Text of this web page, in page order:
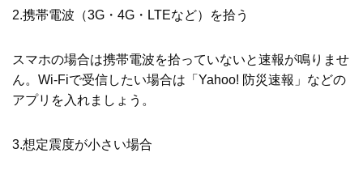
2.携帯電波（3G・4G・LTEなど）を拾う
スマホの場合は携帯電波を拾っていないと速報が鳴りませ
ん。Wi-Fiで受信したい場合は「Yahoo! 防災速報」などの
アプリを入れましょう。
3.想定震度が小さい場合